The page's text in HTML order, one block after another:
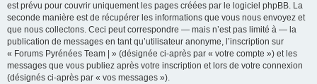
est prévu pour couvrir uniquement les pages créées par le logiciel phpBB. La
seconde manière est de récupérer les informations que vous nous envoyez et
que nous collectons. Ceci peut correspondre — mais n’est pas limité à — la
publication de messages en tant qu’utilisateur anonyme, l’inscription sur
« Forums Pyrénées Team | » (désignée ci-après par « votre compte ») et les
messages que vous publiez après votre inscription et lors de votre connexion
(désignés ci-après par « vos messages »).